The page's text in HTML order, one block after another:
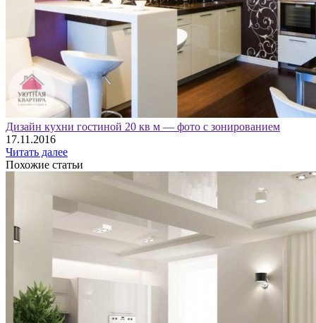
Дизайн кухни гостиной 20 кв м — фото с зонированием
17.11.2016
Читать далее
Похожие статьи